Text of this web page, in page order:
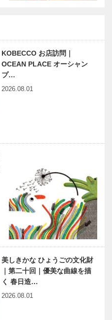
KOBECCO お店訪問｜
OCEAN PLACE オーシャン
プ…
2026.08.01
美しきかな ひょうごの文化財
｜第二十回｜優美な曲線を描
く 春日造…
2026.08.01